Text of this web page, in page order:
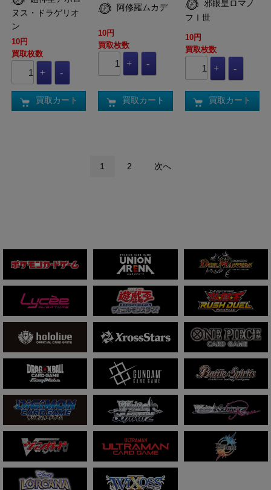
ヌス・ドラゲリオ
ン
10円
買取枚数
買取カート
阿修羅ムカデ
10円
買取枚数
買取カート
フⅠ世
10円
買取枚数
買取カート
1 2 次へ